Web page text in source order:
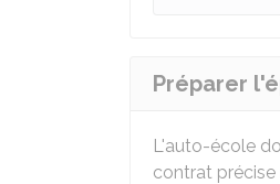
Préparer
L'auto-école
contrat